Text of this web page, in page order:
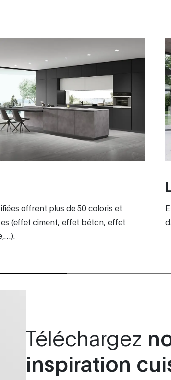
offrent plus de 50 coloris et
(effet ciment, effet béton, effet
Téléchargez
inspiration